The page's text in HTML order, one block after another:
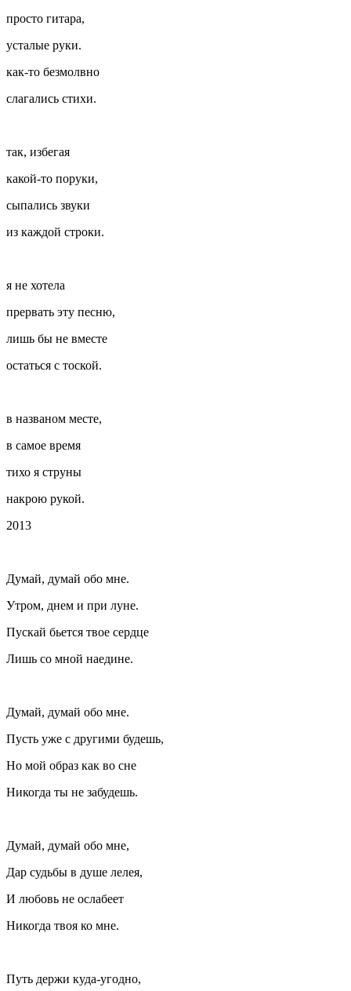
просто гитара,
усталые руки.
как-то безмолвно
слагались стихи.
так, избегая
какой-то поруки,
сыпались звуки
из каждой строки.
я не хотела
прервать эту песню,
лишь бы не вместе
остаться с тоской.
в названом месте,
в самое время
тихо я струны
накрою рукой.
2013
Думай, думай обо мне.
Утром, днем и при луне.
Пускай бьется твое сердце
Лишь со мной наедине.
Думай, думай обо мне.
Пусть уже с другими будешь,
Но мой образ как во сне
Никогда ты не забудешь.
Думай, думай обо мне,
Дар судьбы в душе лелея,
И любовь не ослабеет
Никогда твоя ко мне.
Путь держи куда-угодно,